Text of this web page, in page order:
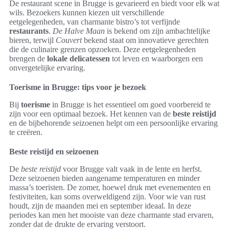
De restaurant scene in Brugge is gevarieerd en biedt voor elk wat
wils. Bezoekers kunnen kiezen uit verschillende
eetgelegenheden, van charmante bistro’s tot verfijnde
restaurants. De Halve Maan is bekend om zijn ambachtelijke
bieren, terwijl Couvertbekend staat om innovatieve gerechten
die de culinaire grenzen opzoeken. Deze eetgelegenheden
brengen de lokale delicatessen tot leven en waarborgen een
onvergetelijke ervaring.
Toerisme in Brugge: tips voor je bezoek
Bij toerisme in Brugge is het essentieel om goed voorbereid te
zijn voor een optimaal bezoek. Het kennen van de beste reistijd
en de bijbehorende seizoenen helpt om een persoonlijke ervaring
te creëren.
Beste reistijd en seizoenen
De beste reistijd voor Brugge valt vaak in de lente en herfst.
Deze seizoenen bieden aangename temperaturen en minder
massa’s toeristen. De zomer, hoewel druk met evenementen en
festiviteiten, kan soms overweldigend zijn. Voor wie van rust
houdt, zijn de maanden mei en september ideaal. In deze
periodes kan men het mooiste van deze charmante stad ervaren,
zonder dat de drukte de ervaring verstoort.